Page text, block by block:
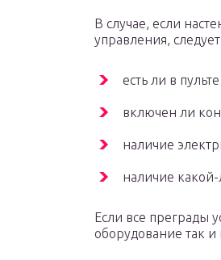
В случае, если
управления,
есть ли в
включен ли
наличие
наличие
Если все преграды
оборудование так и